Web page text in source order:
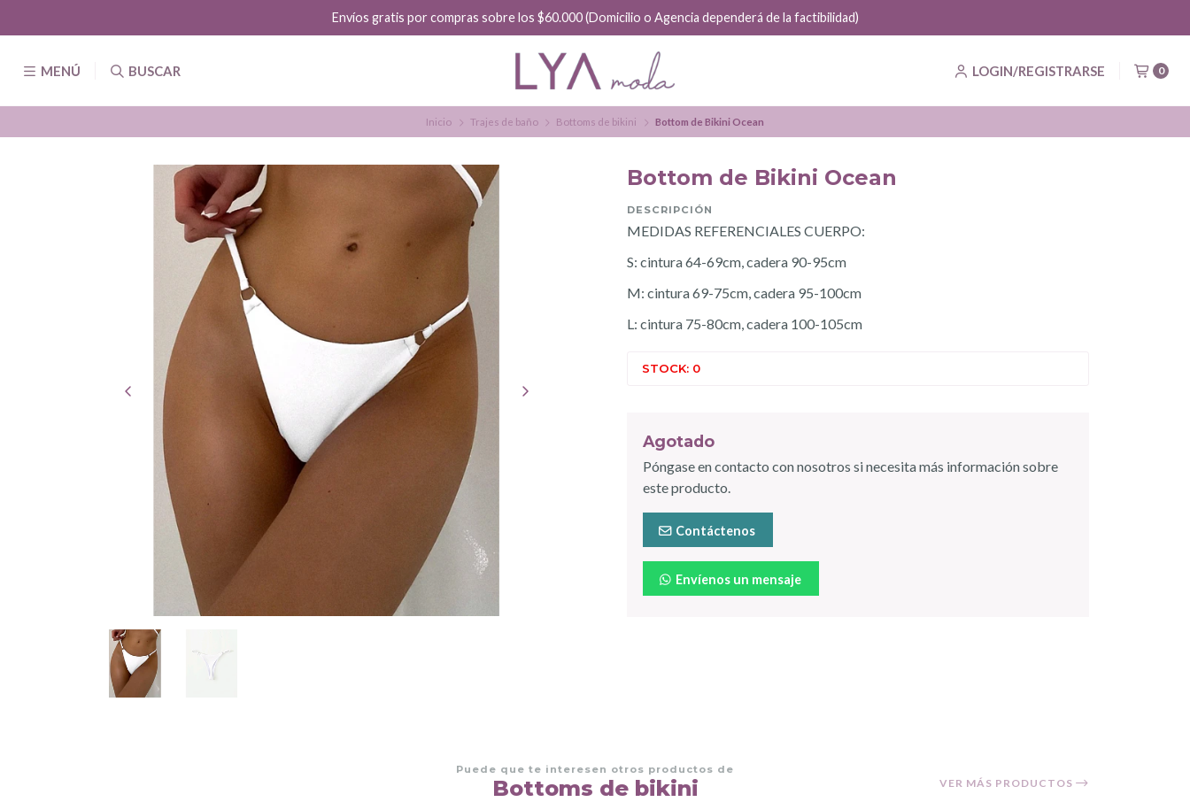
MENÚ BUSCAR LOGIN/REGISTRARSE 0
Envíos gratis por compras sobre los $60.000 (Domicilio o Agencia dependerá de la factibilidad)
Inicio Trajes de baño Bottoms de bikini Bottom de Bikini Ocean
Bottom de Bikini Ocean
DESCRIPCIÓN
MEDIDAS REFERENCIALES CUERPO:
S: cintura 64-69cm, cadera 90-95cm
M: cintura 69-75cm, cadera 95-100cm
L: cintura 75-80cm, cadera 100-105cm
STOCK: 0
Agotado
Póngase en contacto con nosotros si necesita más información sobre
este producto.
Contáctenos
Envíenos un mensaje
Puede que te interesen otros productos de
Bottoms de bikini VER MÁS PRODUCTOS